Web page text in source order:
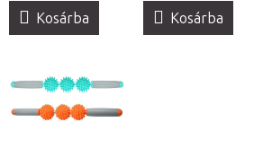
Kosárba
Kosárba